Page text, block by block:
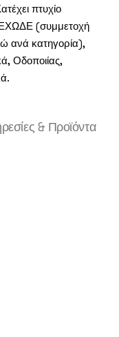
πτυχίο
(συμμετοχή
ανά κατηγορία),
Οδοποιίας,
& Προϊόντα